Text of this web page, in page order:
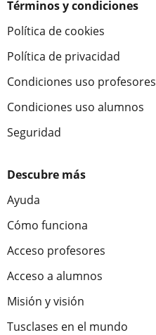
Términos y condiciones
Política de cookies
Política de privacidad
Condiciones uso profesores
Condiciones uso alumnos
Seguridad
Descubre más
Ayuda
Cómo funciona
Acceso profesores
Acceso a alumnos
Misión y visión
Tusclases en el mundo